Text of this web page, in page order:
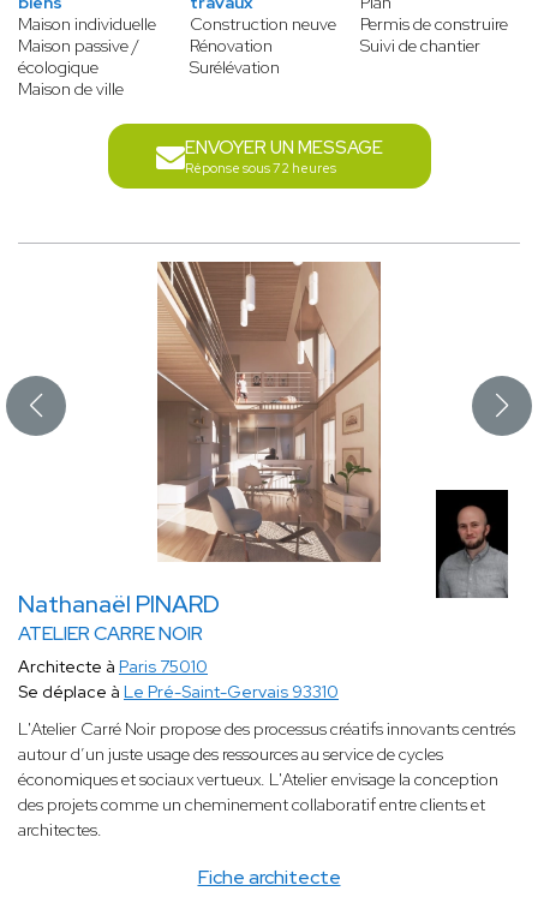
Maison individuelle
Maison passive /
écologique
Maison de ville
Construction neuve
Rénovation
Surélévation
Permis de construire
Suivi de chantier
ENVOYER UN MESSAGE
Réponse sous 72 heures
Nathanaël PINARD
ATELIER CARRE NOIR
Fiche architecte
Architecte à Paris 75010
Se déplace à Le Pré-Saint-Gervais 93310
L'Atelier Carré Noir propose des processus créatifs innovants centrés
autour d’un juste usage des ressources au service de cycles
économiques et sociaux vertueux. L'Atelier envisage la conception
des projets comme un cheminement collaboratif entre clients et
architectes.